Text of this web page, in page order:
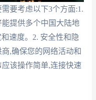
要考虑以下3个方面:1.
提供多个中国大陆地
速度。2. 安全性和隐
,确保您的网络活动和
该操作简单,连接快速